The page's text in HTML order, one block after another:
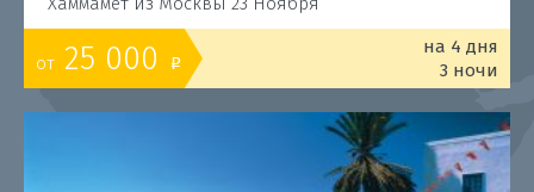
от 25 000 o
на 4 дня
3 ночи